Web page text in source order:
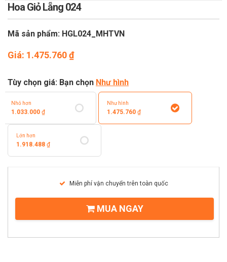
Hoa Giỏ Lẵng 024
Mã sản phẩm: HGL024_MHTVN
Giá: 1.475.760₫
Tùy chọn giá: Bạn chọn Như hình
Nhỏ hơn
1.033.000 ₫
Như hình
1.475.760₫
Lớn hơn
1.918.488 ₫
Miễn phí vận chuyển trên toàn quốc
MUA NGAY